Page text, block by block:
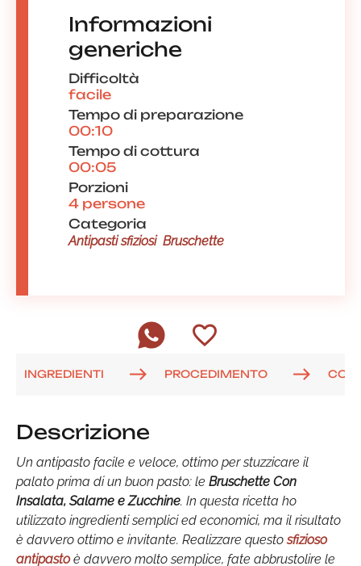
Informazioni
generiche
Difficoltà
facile
Tempo di preparazione
00:10
Tempo di cottura
00:05
Porzioni
4 persone
Categoria
Antipasti sfiziosi Bruschette
INGREDIENTI PROCEDIMENTO
Descrizione
Un antipasto facile e veloce, ottimo per stuzzicare il
palato prima di un buon pasto: le Bruschette Con
Insalata, Salame e Zucchine. In questa ricetta ho
utilizzato ingredienti semplici ed economici, ma il risultato
è davvero ottimo e invitante. Realizzare questosfizioso
antipastoè davvero molto semplice, fate abbrustolire le